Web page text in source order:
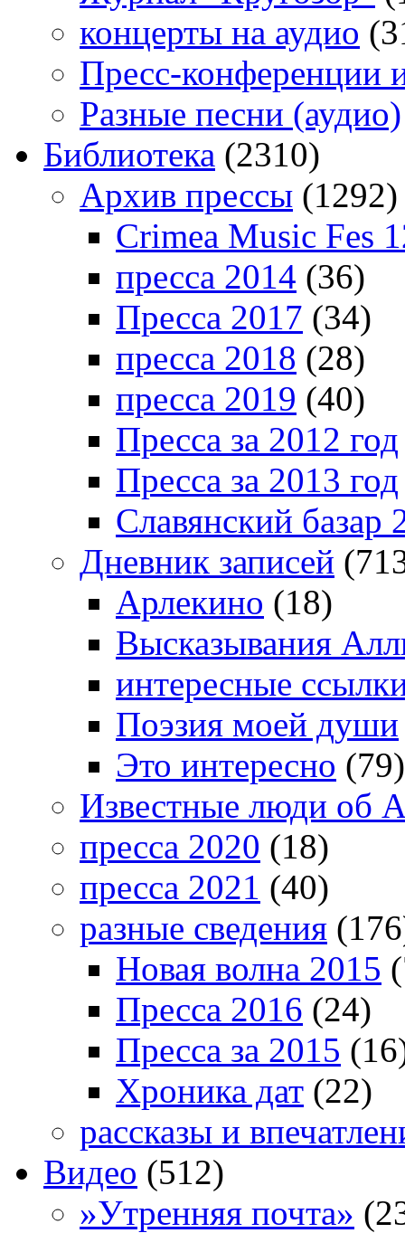
концерты на аудио
Пресс-конференции
Разные песни (аудио)
Библиотека (2310)
Архив прессы (1292)
Crimea Music Fes
пресса 2014 (36)
Пресса 2017 (34)
пресса 2018 (28)
пресса 2019 (40)
Пресса за 2012 год
Пресса за 2013 год
Славянский базар
Дневник записей
Арлекино (18)
Высказывания
интересные
Поэзия моей души
Это интересно (79)
Известные люди об
пресса 2020 (18)
пресса 2021 (40)
разные сведения
Новая волна 2015
Пресса 2016 (24)
Пресса за 2015
Хроника дат (22)
рассказы и
Видео (512)
»Утренняя почта»